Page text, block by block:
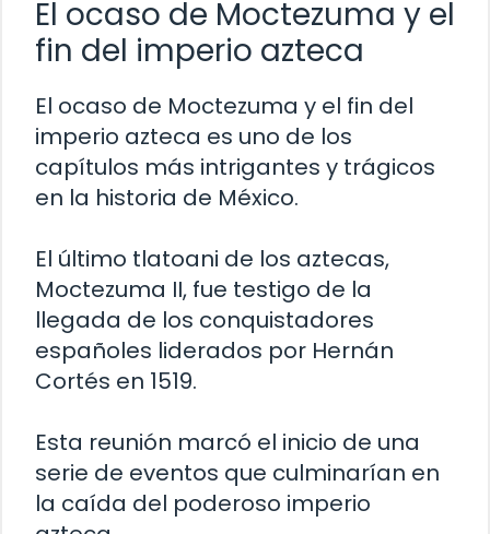
El ocaso de Moctezuma y el
fin del imperio azteca
El ocaso de Moctezuma y el fin del
imperio azteca es uno de los
capítulos más intrigantes y trágicos
en la historia de México.
El último tlatoani de los aztecas,
Moctezuma II, fue testigo de la
llegada de los conquistadores
españoles liderados por Hernán
Cortés en 1519.
Esta reunión marcó el inicio de una
serie de eventos que culminarían en
la caída del poderoso imperio